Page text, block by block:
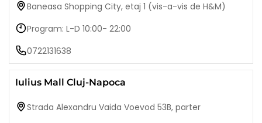
Baneasa Shopping City, etaj 1 (vis-a-vis de H&M)
Program: L-D 10:00- 22:00
0722131638
Iulius Mall Cluj-Napoca
Strada Alexandru Vaida Voevod 53B, parter